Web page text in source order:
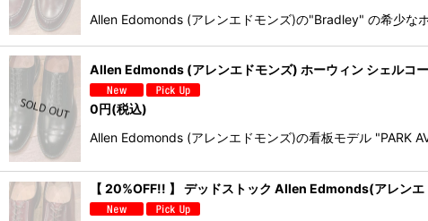
Allen Edomonds (アレンエドモンズ)の"Bradley" の希少な
Allen Edmonds (アレンエドモンズ) ホーウィン シェルコ
0円(税込)
Allen Edomonds (アレンエドモンズ)の看板モデル "PARK
【 20%OFF!! 】 デッドストック Allen Edmonds(アレン